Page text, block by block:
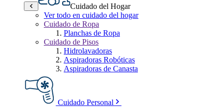
Cuidado del Hogar
Ver todo en cuidado del hogar
Cuidado de Ropa
Planchas de Ropa
Cuidado de Pisos
Hidrolavadoras
Aspiradoras Robóticas
Aspiradoras de Canasta
Cuidado Personal